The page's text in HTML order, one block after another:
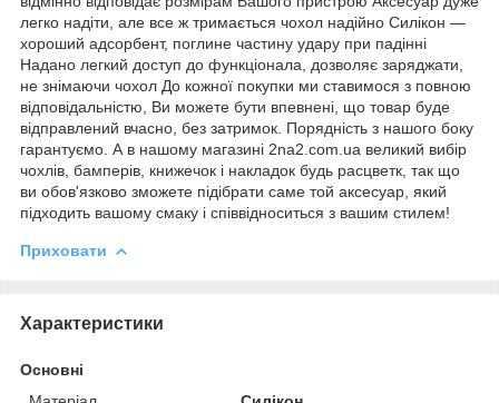
легко надіти, але все ж тримається чохол надійно Силікон ―
хороший адсорбент, поглине частину удару при падінні
Надано легкий доступ до функціонала, дозволяє заряджати,
не знімаючи чохол До кожної покупки ми ставимося з повною
відповідальністю, Ви можете бути впевнені, що товар буде
відправлений вчасно, без затримок. Порядність з нашого боку
гарантуємо. А в нашому магазині 2na2.com.ua великий вибір
чохлів, бамперів, книжечок і накладок будь расцветк, так що
ви обов'язково зможете підібрати саме той аксесуар, який
підходить вашому смаку і співвідноситься з вашим стилем!
Приховати
Характеристики
Основні